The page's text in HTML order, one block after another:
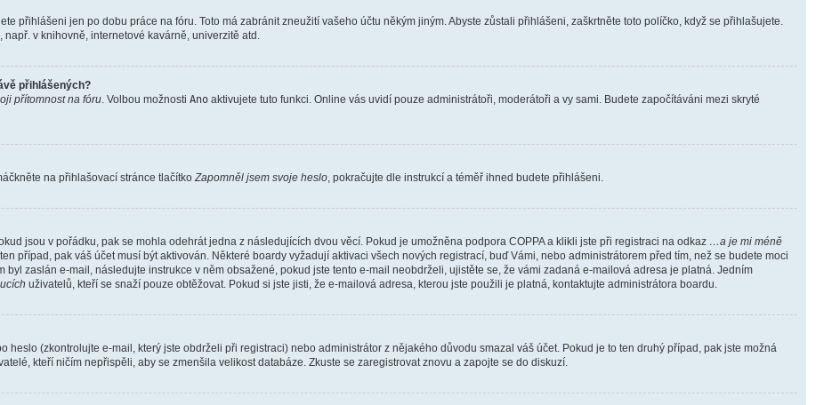
přihlášeni jen po dobu práce na fóru. Toto má zabránit zneužití vašeho účtu někým jiným. Abyste zůstali přihlášeni, zaškrtněte toto políčko, když se přihlašujete.
v knihovně, internetové kavárně, univerzitě atd.
přihlášených?
přítomnost na fóru. Volbou možnosti Ano aktivujete tuto funkci. Online vás uvidí pouze administrátoři, moderátoři a vy sami. Budete započítáváni mezi skryté
na přihlašovací stránce tlačítkoZapomněl jsem svoje heslo, pokračujte dle instrukcí a téměř ihned budete přihlášeni.
jsou v pořádku, pak se mohla odehrát jedna z následujících dvou věcí. Pokud je umožněna podpora COPPA a klikli jste při registraci na odkaz …a je mi méně
případ, pak váš účet musí být aktivován. Některé boardy vyžadují aktivaci všech nových registrací, buď Vámi, nebo administrátorem před tím, než se budete moci
byl zaslán e-mail, následujte instrukce v něm obsažené, pokud jste tento e-mail neobdrželi, ujistěte se, že vámi zadaná e-mailová adresa je platná. Jedním
uživatelů, kteří se snaží pouze obtěžovat. Pokud si jste jisti, že e-mailová adresa, kterou jste použili je platná, kontaktujte administrátora boardu.
(zkontrolujte e-mail, který jste obdrželi při registraci) nebo administrátor z nějakého důvodu smazal váš účet. Pokud je to ten druhý případ, pak jste možná
kteří ničím nepřispěli, aby se zmenšila velikost databáze. Zkuste se zaregistrovat znovu a zapojte se do diskuzí.